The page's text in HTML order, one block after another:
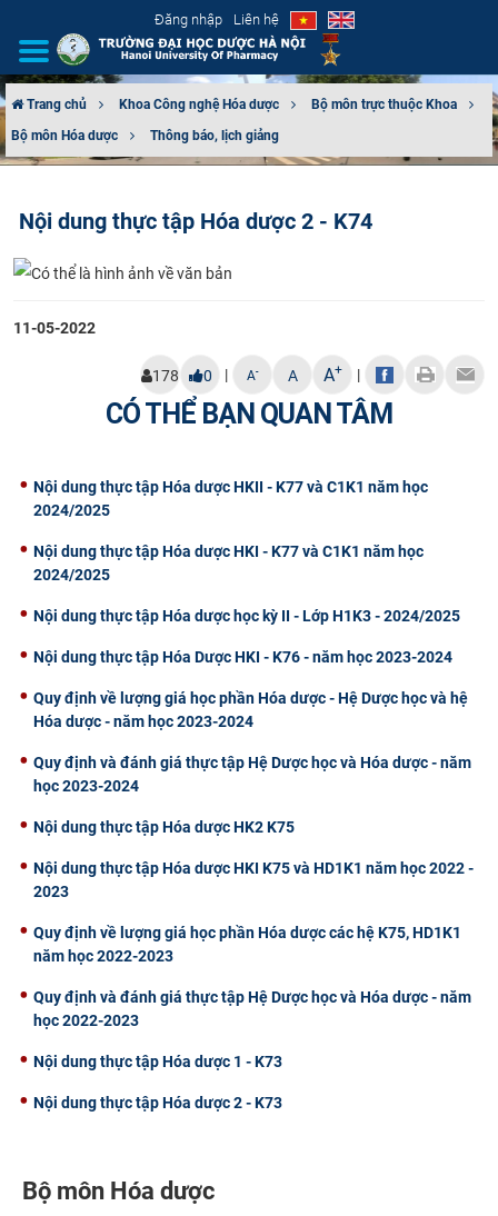
Đăng nhập Liên hệ
GIỚI THIỆU
TUYỂN SINH
ĐẢM BẢO CHẤT LƯỢNG
KHOA HỌC CÔNG NGHỆ
Trang chủ Khoa Công nghệ Hóa dược
Bộ môn trực thuộc Khoa
Bộ môn Hóa dược
Thông báo, lịch giảng
Nội dung thực tập Hóa dược 2 - K74
11-05-2022
178 0 | A- A A+ |
CÓ THỂ BẠN QUAN TÂM
Nội dung thực tập Hóa dược HKII - K77 và C1K1 năm học
2024/2025
Nội dung thực tập Hóa dược HKI - K77 và C1K1 năm học
2024/2025
Nội dung thực tập Hóa dược học kỳ II - Lớp H1K3 - 2024/2025
Nội dung thực tập Hóa Dược HKI - K76 - năm học 2023-2024
Quy định về lượng giá học phần Hóa dược - Hệ Dược học và hệ
Hóa dược - năm học 2023-2024
Quy định và đánh giá thực tập Hệ Dược học và Hóa dược - năm
học 2023-2024
Nội dung thực tập Hóa dược HK2 K75
Nội dung thực tập Hóa dược HKI K75 và HD1K1 năm học 2022 -
2023
Quy định về lượng giá học phần Hóa dược các hệ K75, HD1K1
năm học 2022-2023
Quy định và đánh giá thực tập Hệ Dược học và Hóa dược - năm
học 2022-2023
Nội dung thực tập Hóa dược 1 - K73
Nội dung thực tập Hóa dược 2 - K73
Bộ môn Hóa dược